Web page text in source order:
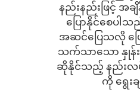
နည်းနည်းဖြင့် အချိ
ပြောနိုင်စေပါ
အဆင်ပြေသလို ပြ
သက်သာသော နှုန်းထ
ဆိုနိုင်သည့် နည်းလမ်
ကို ရွေးခ